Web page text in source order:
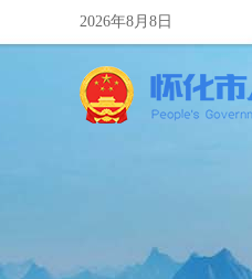
2026年8月8日